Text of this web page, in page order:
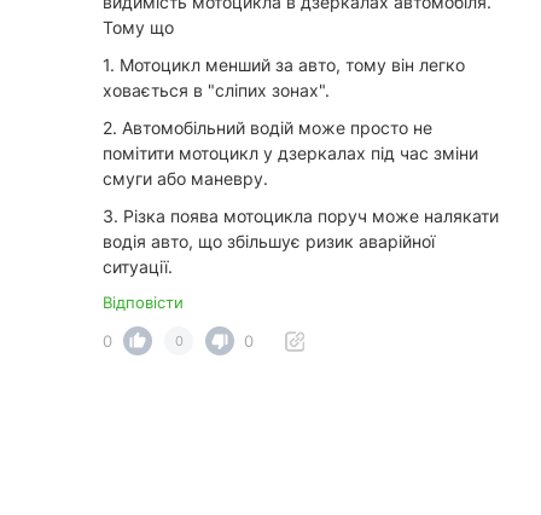
Тому що
1. Мотоцикл менший за авто, тому він легко
ховається в "сліпих зонах".
2. Автомобільний водій може просто не
помітити мотоцикл у дзеркалах під час зміни
смуги або маневру.
3. Різка поява мотоцикла поруч може налякати
водія авто, що збільшує ризик аварійної
ситуації.
Відповісти
0
0 0